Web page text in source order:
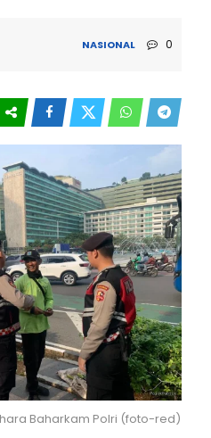
NASIONAL 0
Baharkam Polri (foto-red)